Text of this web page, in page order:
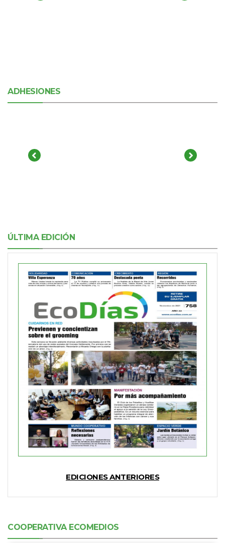
ADHESIONES
ÚLTIMA EDICIÓN
EDICIONES ANTERIORES
COOPERATIVA ECOMEDIOS